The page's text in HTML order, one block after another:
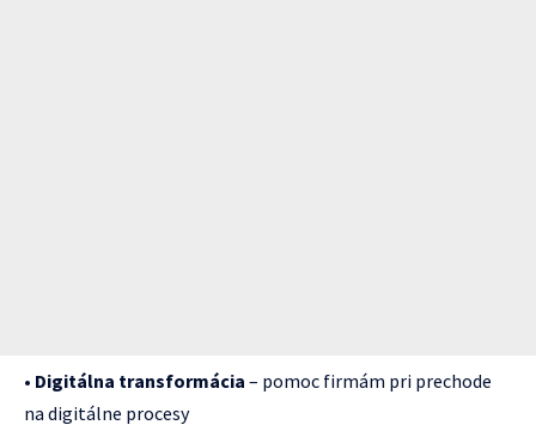
• Digitálna transformácia – pomoc firmám pri prechode
na digitálne procesy